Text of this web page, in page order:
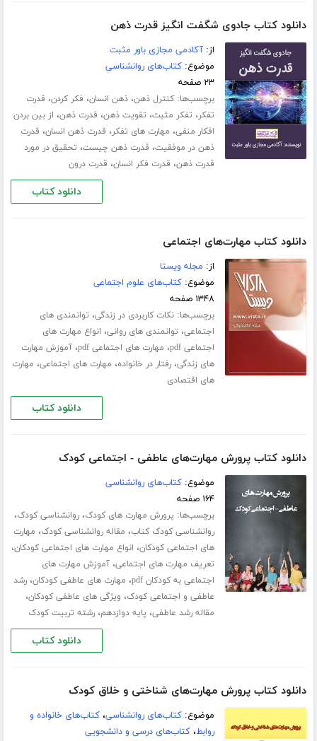
دانلود کتاب جادوی شگفت انگیز قدرت ذهن
از:آکادمی مجازی باور مثبت
موضوع:کتاب‌های روانشناسی
۲۳ صفحه
برچسب‌ها:کنترل ذهن،ذهن انسان، فکر کردن، قدرت
تفکر، تفکر مثبت، تقویت ذهن، قدرت ذهن، از بین بردن
افکار منفی، مهارت های تفکر، قدرت ذهن انسان، قدرت
ذهن در موفقیت، قدرت ذهن چیست، تحقیق در مورد
قدرت ذهن، قدرت فکر انسان، قدرت درون
دانلود کتاب
دانلود کتاب مهارت‌های اجتماعی
از: مجله ویستا
موضوع:کتاب‌های علوم اجتماعی
۱۳۴۸ صفحه
برچسب‌ها:نکات کاربردی در زندگی، توانمندی های
اجتماعی، توانمندی های روانی، انواع مهارت های
اجتماعی pdf
، مهارت های اجتماعی pdf ،آموزش مهارت
های زندگی،رفتار در خانواده، مهارت های اجتماعی، مهارت
های اقتصادی
دانلود کتاب
دانلود کتاب پرورش مهارت‌های عاطفی - اجتماعی کودک
موضوع:کتاب‌های روانشناسی
۱۶۴ صفحه
برچسب‌ها: پرورش مهارت های کودک،روانشناسی کودک،
روانشناسی کودک کتاب، مقاله روانشناسی کودک، مهارت
های اجتماعی کودکان، انواع مهارت های اجتماعی کودکان،
تعریف مهارت های اجتماعی،آموزش مهارت های
اجتماعی به کودکان pdf
، مهارت های عاطفی کودکان،رشد
عاطفی و اجتماعی کودک، ویژگی های عاطفی کودکان،
مقاله رشد عاطفی، پایه دوازدهم،رشته تربیت کودک
دانلود کتاب
دانلود کتاب پرورش مهارت‌های شناختی و خلاق کودک
موضوع:کتاب‌های روانشناسی،کتاب‌های خانواده و
روابط،کتاب‌های درسی و دانشجویی